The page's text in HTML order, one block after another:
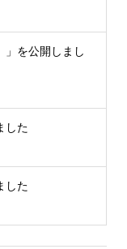
」を公開しまし
した
した